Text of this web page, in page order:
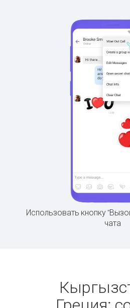
Использовать кнопку
чата